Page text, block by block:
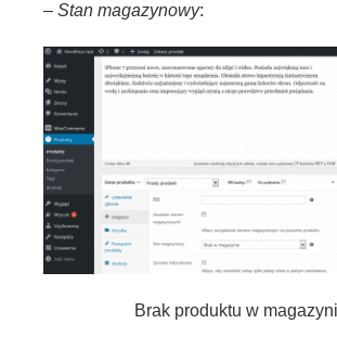
– Stan magazynowy:
Brak produktu w